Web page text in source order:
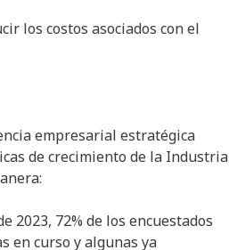
los costos asociados con el
empresarial estratégica
de crecimiento de la Industria
2023, 72% de los encuestados
en curso y algunas ya